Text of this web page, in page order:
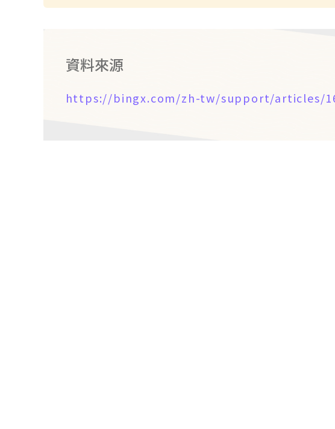
資料來源
https://bingx.com/zh-tw/support/articles/